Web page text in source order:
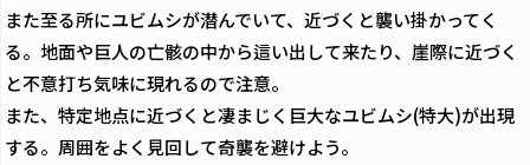
また至る所にユビムシが潜んでいて、近づくと襲い掛かってく
る。地面や巨人の亡骸の中から這い出して来たり、崖際に近づく
と不意打ち気味に現れるので注意。
また、特定地点に近づくと凄まじく巨大なユビムシ(特大)が出現
する。周囲をよく見回して奇襲を避けよう。